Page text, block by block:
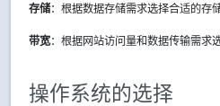
存储：根据数据存储需求选择合适的存
带宽：根据网站访问量和数据传输需求
操作系统的选择